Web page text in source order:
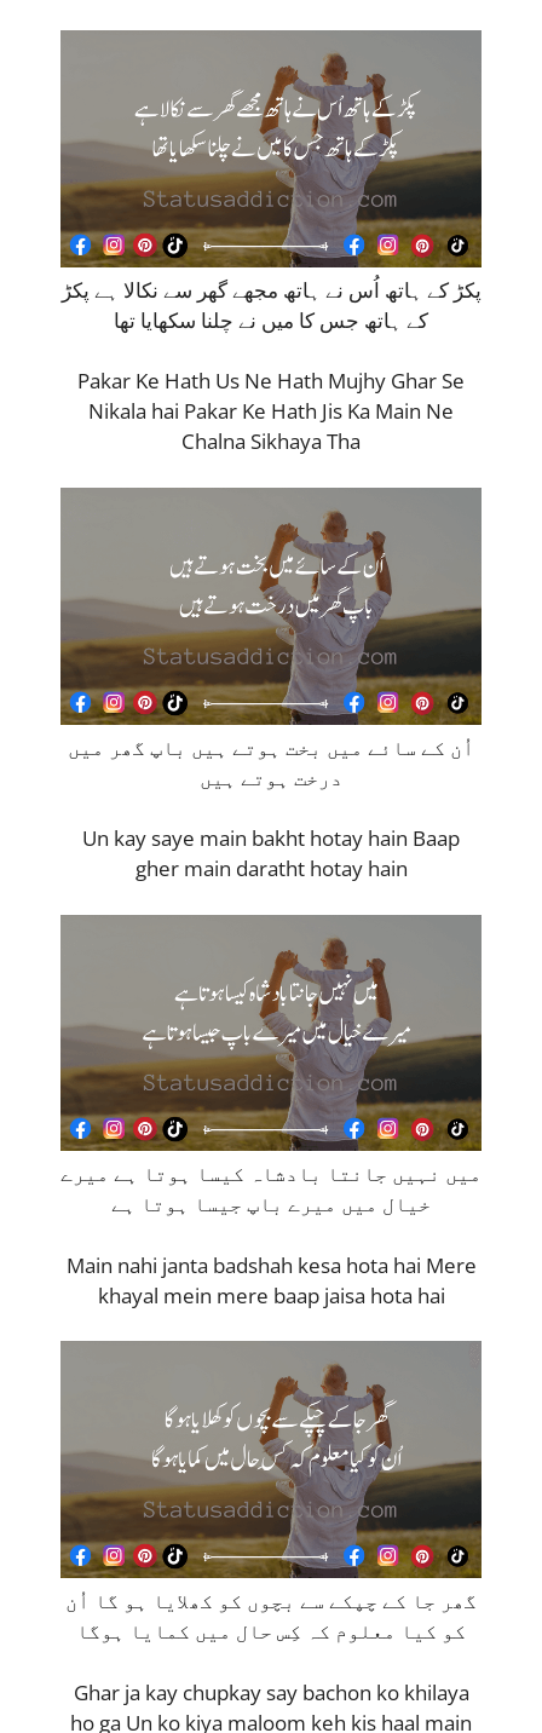
پکڑ کے ہاتھ اُس نے ہاتھ مجھے گھر سے نکالا ہے پکڑ
کے ہاتھ جس کا میں نے چلنا سکھایا تھا
Pakar Ke Hath Us Ne Hath Mujhy Ghar Se
Nikala hai Pakar Ke Hath Jis Ka Main Ne
Chalna Sikhaya Tha
اُن کے سائے میں بخت ہوتے ہیں باپ گھر میں
درخت ہوتے ہیں
Un kay saye main bakht hotay hain Baap
gher main daratht hotay hain
میں نہیں جانتا بادشاہ کیسا ہوتا ہے میرے
خیال میں میرے باپ جیسا ہوتا ہے
Main nahi janta badshah kesa hota hai Mere
khayal mein mere baap jaisa hota hai
گھر جا کے چپکے سے بچوں کو کھلایا ہو گا اُن
کو کیا معلوم کہ کِس حال میں کمایا ہوگا
Ghar ja kay chupkay say bachon ko khilaya
ho ga Un ko kiya maloom keh kis haal main